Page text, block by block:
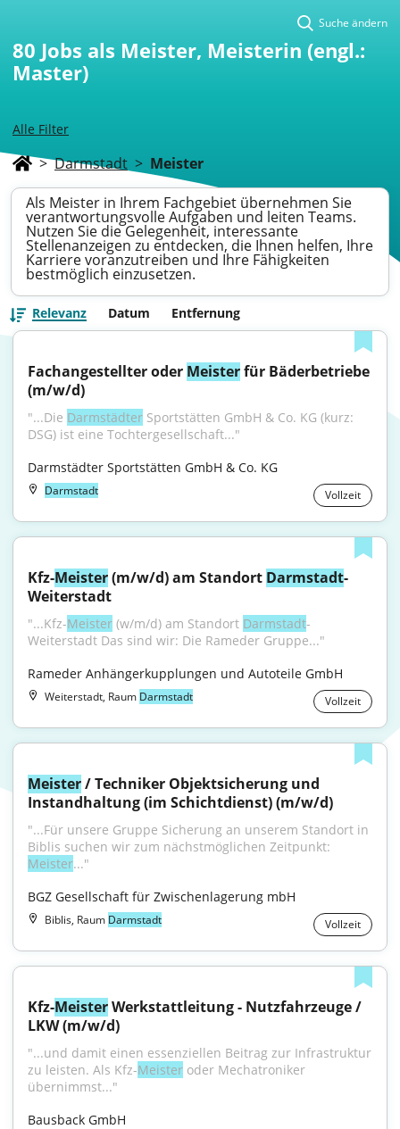
Alle Filter
Suche ändern
80 Jobs als Meister, Meisterin (engl.:
Master)
> Darmstadt > Meister
Als Meister in Ihrem Fachgebiet übernehmen Sie
verantwortungsvolle Aufgaben und leiten Teams.
Nutzen Sie die Gelegenheit, interessante
Stellenanzeigen zu entdecken, die Ihnen helfen, Ihre
Karriere voranzutreiben und Ihre Fähigkeiten
bestmöglich einzusetzen.
Relevanz Datum Entfernung
Fachangestellter oder Meister für Bäderbetriebe
(m/w/d)
"...Die Darmstädter Sportstätten GmbH & Co. KG (kurz:
DSG) ist eine Tochtergesellschaft..."
Darmstädter Sportstätten GmbH & Co. KG
Darmstadt Vollzeit
Kfz-Meister (m/w/d) am Standort Darmstadt-
Weiterstadt
"...Kfz-Meister (w/m/d) am Standort Darmstadt-
Weiterstadt Das sind wir: Die Rameder Gruppe..."
Rameder Anhängerkupplungen und Autoteile GmbH
Weiterstadt, Raum Darmstadt Vollzeit
Meister / Techniker Objektsicherung und
Instandhaltung (im Schichtdienst) (m/w/d)
"...Für unsere Gruppe Sicherung an unserem Standort in
Meister..."
BGZ Gesellschaft für Zwischenlagerung mbH
Biblis, Raum Darmstadt Vollzeit
Kfz-Meister Werkstattleitung - Nutzfahrzeuge /
LKW (m/w/d)
"...und damit einen essenziellen Beitrag zur Infrastruktur
zu leisten. Als Kfz-Meister oder Mechatroniker
übernimmst..."
Bausback GmbH